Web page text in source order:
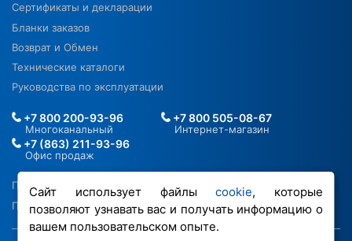
Сайт использует файлыcookie, которые
позволяют узнавать вас и получать информацию о
вашем пользовательском опыте.
Сертификаты и декларации
Бланки заказов
Возврат и Обмен
Технические каталоги
Руководства по эксплуатации
Политика в отношении ПДН
Политика обработки файлов cookie
+7 800 200-93-96
Многоканальный
+7 800 505-08-67
Интернет-магазин
+7 (863) 211-93-96
Офис продаж